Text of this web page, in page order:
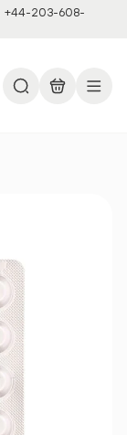
+44-203-608-